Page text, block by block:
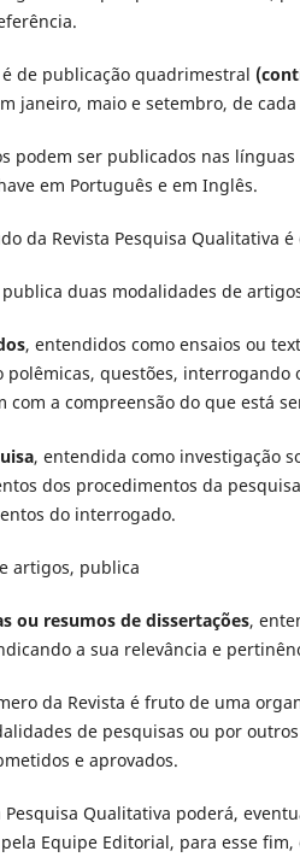
de publicação quadrimestral
janeiro, maio e setembro, de
podem ser publicados nas
em Português e em Inglês.
da Revista Pesquisa Qualitativa
duas modalidades de
, entendidos como ensaios ou
polêmicas, questões,
com a compreensão do que está
, entendida como investigação
dos procedimentos da
do interrogado.
artigos, publica
ou resumos de dissertações,
a sua relevância e
da Revista é fruto de uma
de pesquisas ou por
e aprovados.
Pesquisa Qualitativa poderá,
Equipe Editorial, para esse